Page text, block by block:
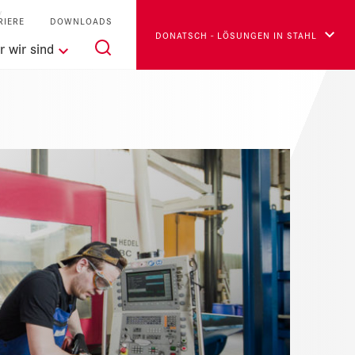
DOWNLOADS
wir sind
DONATSCH - LÖSUNGEN IN STAHL